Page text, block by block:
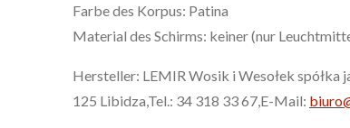
Farbe des Korpus: Patina
Material des Schirms: keiner (nur
Hersteller: LEMIR Wosik i Wesołek spółka
125 Libidza,Tel.: 34 318 33 67,E-Mail: